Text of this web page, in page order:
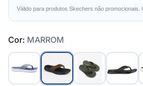
Válido para produtos Skechers não promocionais.
Cor: MARROM